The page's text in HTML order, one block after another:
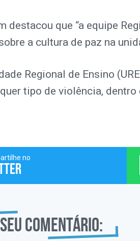
destacou que “a equipe
a cultura de paz na
Regional de Ensino
tipo de violência,
no
comentário: